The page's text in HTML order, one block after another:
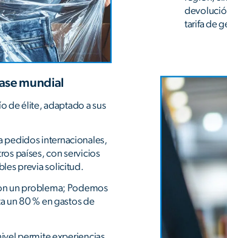
tarifa de
mundial
de élite, adaptado a sus
pedidos internacionales,
países, con servicios
previa solicitud.
un problema; Podemos
un 80 % en gastos de